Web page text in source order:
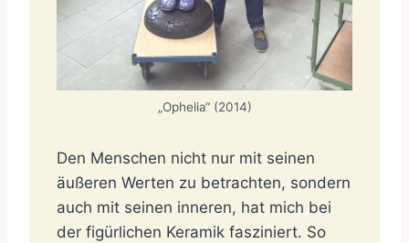
„Ophelia“ (2014)
Den Menschen nicht nur mit seinen
äußeren Werten zu betrachten, sondern
auch mit seinen inneren, hat mich bei
der figürlichen Keramik fasziniert. So